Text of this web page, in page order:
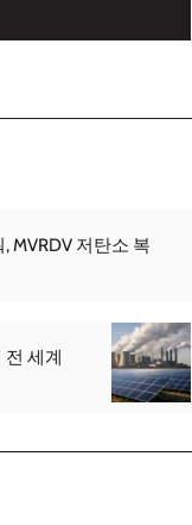
, MVRDV 저탄소 복
세계